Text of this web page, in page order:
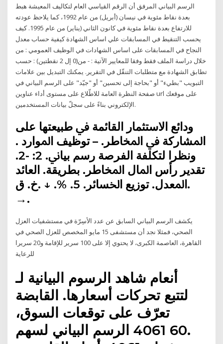
الرسم البياني المرفق أن الرقم القياسي العام لتكاليف المعيشة هبط
بعدة نقاط مئوية في نيسان (أبريل) من عام 1992، كما يلاحظ عودته
للارتفاع بعدة نقاط مئوية في كانون الثاني (يناير) من عام 1995. كيف
يحسب التنقيط في المسابقات علي اساس الشهادة كيفية حساب معدل
النجاح في المسابقات على اساس الشهادات في الوظيف العمومي : من
خلال دراسة الملف فقط وفقا للمعايير الآتية : - من(0 إل 2 نقطتين) : حسب
تطابق الشهادة مع متطلبات التنقّل في التقرير. يمكنك التبديل بين علامات
التبويب "بطيء" أو "بحاجة إلى تحسين" أو "جيّد" على الرسم البياني في
صفحة النظرة العامة للاطّلاع على مستوى أداء عناوين url على موقعك
الإلكتروني بناءً على سجلّ بيانات المستخدمين.
ﻭﺩﺍﺋﻊ ﺍﻻﺳﺘﺜﻤﺎﺭ ﺍﻟﻘﺎﺋﻤﺔ ﰲ ﻃﺒﻴﻌﺘﻬﺎ ﻋﻠﻰ
ﺍﳌﺸﺎﺭﻛﺔ ﰲ ﺍﳌﺨﺎﻃﺮ. – ﺗﻮﻇﻴﻒ ﺍﳌﻮﺍﺭﺩ .
ﻭﻧﻈﺮﺍ ﻟﺘﻜﻠﻔﺔ ﺍﻟﻔﺮﺻﺔ ﺭﺳﻢ ﺑﻴﺎﱐ. 2: -2.
ﺗﻘﺪﻳﺮ ﺭﺃﺱ ﺍﳌﺎﻝ ﺍﳌﺨﺎﻃﺮ. ﺑﻄﺮﻳﻘﺔ. ﺍﻟﻌﺎﺋﺪ
ﺍﳌﻌﺪﻝ. ﺗﻮﺯﻳﻊ ﺍﳋﺴﺎﺋﺮ. 5. %. ↓ .ﺥ. ﻕ.
→.
يكشف الرسم البياني السابق عن عدد الأسِرّة في مستشفيات العزل
الصحي، فمثلا نجد أن مستشفى 15 مايو المخصص للعزل الصحي في
القاهرة، العاصمة الكبرى، لا يحتوي إلا على 100 سرير للإقامة و20 سريرا
للرعاية
شاهد الرسوم البيانية لـ ‎أنعام
القابضة‎ لتتبع تحركات أسعارها.
تعرّف على توقعات السوق،
الرسم البياني لسهم ‎4061‎ 60.